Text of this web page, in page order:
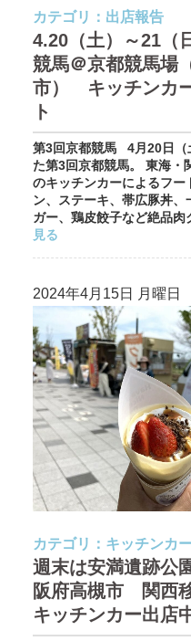
カテゴリ： 出店報告
4.20（土）～21（
競馬＠京都競馬場
市） キッチンカ
ト
第3回京都競馬 4月20日（
た第3回京都競馬。 東海・
のキッチンカーによるフー
ン、ステーキ、帯広豚丼
ガー、鶏皮餃子など絶品肉
見る
2024年4月15日 月曜日
カテゴリ： キッチンカ
週末は安満遺跡
阪府高槻市 関西
キッチンカー出店